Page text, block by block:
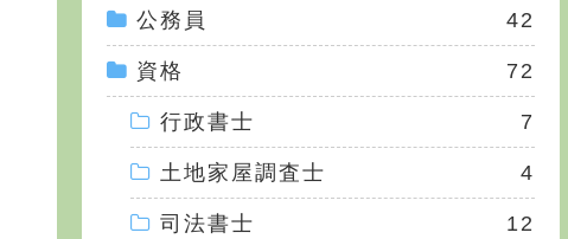
公務員 42
資格 72
行政書士 7
土地家屋調査士 4
司法書士 12